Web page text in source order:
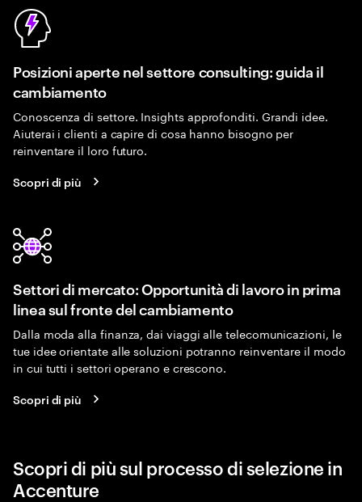
Posizioni aperte nel settore consulting: guida il
cambiamento
Conoscenza di settore. Insights approfonditi. Grandi idee.
Aiuterai i clienti a capire di cosa hanno bisogno per
reinventare il loro futuro.
Scopri di più
Settori di mercato: Opportunità di lavoro in prima
linea sul fronte del cambiamento
Dalla moda alla finanza, dai viaggi alle telecomunicazioni, le
tue idee orientate alle soluzioni potranno reinventare il modo
in cui tutti i settori operano e crescono.
Scopri di più
Scopri di più sul processo di selezione in
Accenture